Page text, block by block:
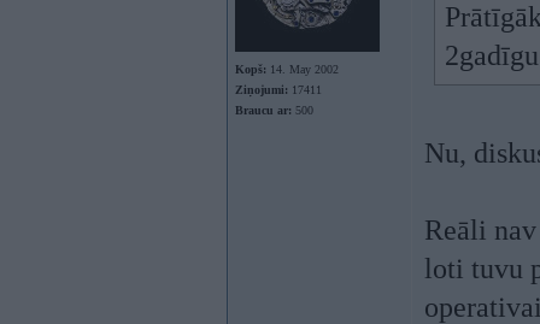
Kopš: 14. May 2002
Ziņojumi: 17411
Braucu ar: 500
Nu,
Reāli
loti tuvu